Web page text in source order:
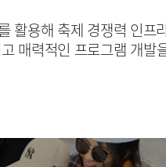
활용해 축제 경쟁력 인프
매력적인 프로그램 개발